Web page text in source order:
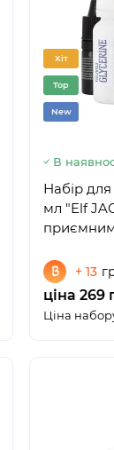
Хіт
Top
New
В
Набір
мл "Elf
+ 13
ціна 269
Ціна